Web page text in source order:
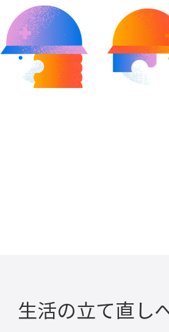
生活の立て直し